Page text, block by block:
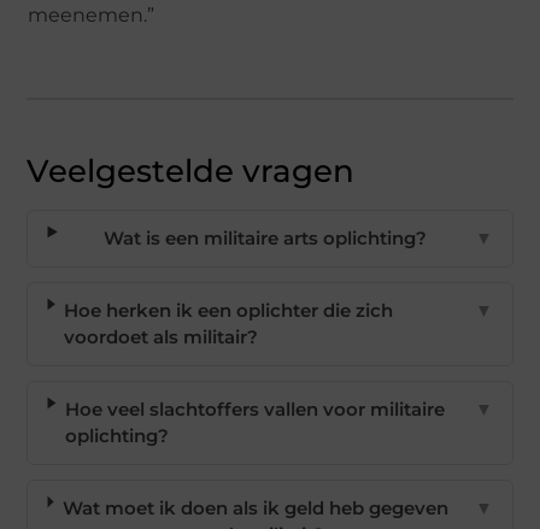
meenemen.”
Veelgestelde vragen
Wat is een militaire arts oplichting? ▼
Hoe herken ik een oplichter die zich
voordoet als militair?
▼
Hoe veel slachtoffers vallen voor militaire
oplichting?
▼
Wat moet ik doen als ik geld heb gegeven
▼